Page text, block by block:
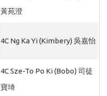
黃苑澄
4C Ng Ka Yi (Kimbery) 吳嘉怡
4C Sze-To Po Ki (Bobo) 司徒
寶埼